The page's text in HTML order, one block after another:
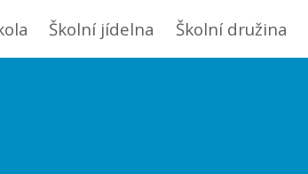
Školní jídelna Školní družina